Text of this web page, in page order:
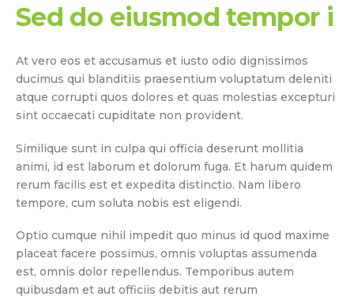
Sed do eiusmod tempor i
At vero eos et accusamus et iusto odio dignissimos
ducimus qui blanditiis praesentium voluptatum deleniti
atque corrupti quos dolores et quas molestias excepturi
sint occaecati cupiditate non provident.
Similique sunt in culpa qui officia deserunt mollitia
animi, id est laborum et dolorum fuga. Et harum quidem
rerum facilis est et expedita distinctio. Nam libero
tempore, cum soluta nobis est eligendi.
Optio cumque nihil impedit quo minus id quod maxime
placeat facere possimus, omnis voluptas assumenda
est, omnis dolor repellendus. Temporibus autem
quibusdam et aut officiis debitis aut rerum